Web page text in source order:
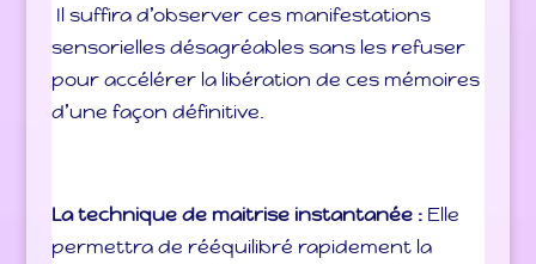
Il suffira d’observer ces manifestations
sensorielles désagréables sans les refuser
pour accélérer la libération de ces mémoires
d’une façon définitive.
La technique de maitrise instantanée :Elle
permettra de rééquilibré rapidement la